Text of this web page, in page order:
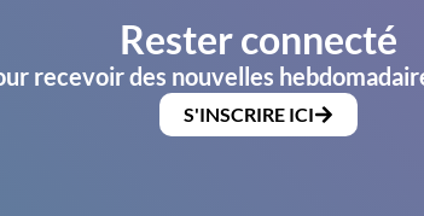
Rester connecté
recevoir des nouvelles
S'INSCRIRE ICI